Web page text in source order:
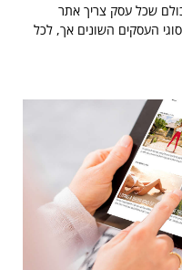
שכל עסק צריך אתר
העסקים השונים אך, לכל